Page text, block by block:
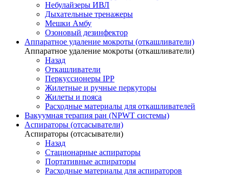
Небулайзеры ИВЛ
Дыхательные тренажеры
Мешки Амбу
Озоновый дезинфектор
Аппаратное удаление мокроты (откашливатели)
Аппаратное удаление мокроты (откашливатели)
Назад
Откашливатели
Перкуссионеры IPP
Жилетные и ручные перкуторы
Жилеты и пояса
Расходные материалы для откашливателей
Вакуумная терапия ран (NPWT системы)
Аспираторы (отсасыватели)
Аспираторы (отсасыватели)
Назад
Стационарные аспираторы
Портативные аспираторы
Расходные материалы для аспираторов